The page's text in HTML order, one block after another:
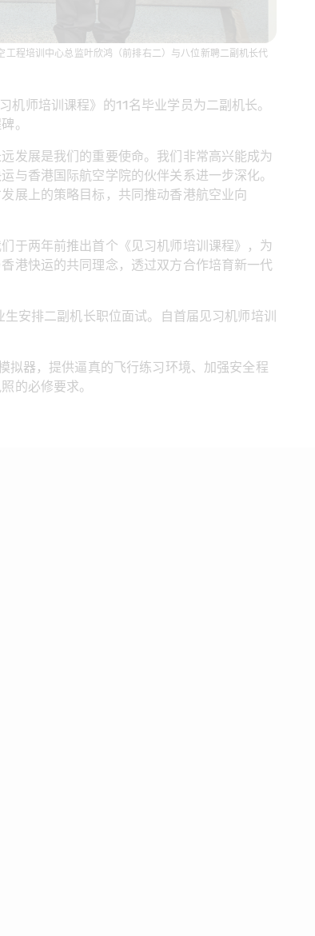
程培训中心总监叶欣鸿（前排右二）与八位新聘二副机长代
师培训课程》的11名毕业学员为二副机长。
。
发展是我们的重要使命。我们非常高兴能成为
与香港国际航空学院的伙伴关系进一步深化。
展上的策略目标，共同推动香港航空业向
于两年前推出首个《见习机师培训课程》，为
港快运的共同理念，透过双方合作培育新一代
安排二副机长职位面试。自首届见习机师培训
拟器，提供逼真的飞行练习环境、加强安全程
的必修要求。